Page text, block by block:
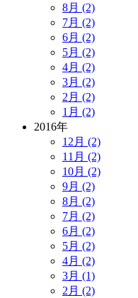
8月 (2)
7月 (2)
6月 (2)
5月 (2)
4月 (2)
3月 (2)
2月 (2)
1月 (2)
2016年
12月 (2)
11月 (2)
10月 (2)
9月 (2)
8月 (2)
7月 (2)
6月 (2)
5月 (2)
4月 (2)
3月 (1)
2月 (2)